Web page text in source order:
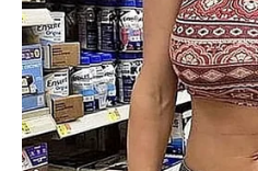
pomirenje
važan emotivni korak
planiranje zajedničke